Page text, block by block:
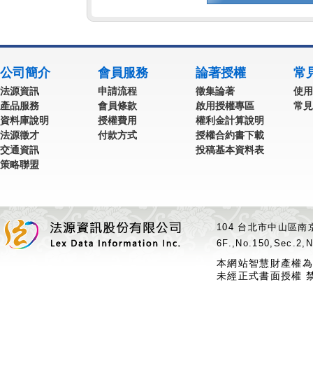
公司簡介
法源資訊
產品服務
資料庫說明
法源徵才
交通資訊
策略聯盟
會員服務
申請流程
會員條款
授權費用
付款方式
論著授權
徵集論著
啟用授權專區
權利金計算說明
授權合約書下載
投稿基本資料表
常
使
常
104 台北市中山區
本網站智慧財產權
未經正式書面授權